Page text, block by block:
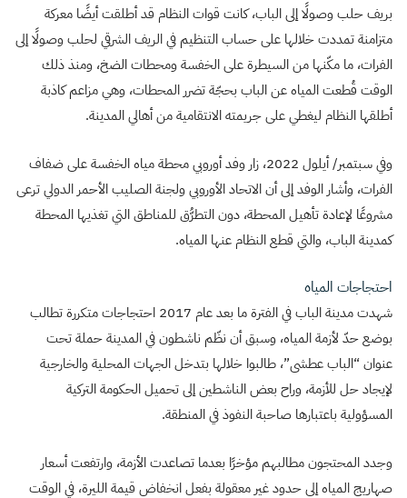
بريف حلب وصولًا إلى الباب، كانت قوات النظام قد أطلقت أيضًا معركة
متزامنة تمددت خلالها على حساب التنظيم في الريف الشرقي لحلب وصولًا إلى
الفرات، ما مكّنها من السيطرة على الخفسة ومحطات الضخ، ومنذ ذلك
الوقت قُطعت المياه عن الباب بحجّة تضرر المحطات، وهي مزاعم كاذبة
أطلقها النظام ليغطي على جريمته الانتقامية من أهالي المدينة.
وفي سبتمبر/ أيلول 2022، زار وفد أوروبي محطة مياه الخفسة على ضفاف
الفرات، وأشار الوفد إلى أن الاتحاد الأوروبي ولجنة الصليب الأحمر الدولي ترعى
مشروعًا لإعادة تأهيل المحطة، دون التطرُّق للمناطق التي تغذيها المحطة
كمدينة الباب، والتي قطع النظام عنها المياه.
احتجاجات المياه
شهدت مدينة الباب في الفترة ما بعد عام 2017 احتجاجات متكررة تطالب
بوضع حدّ لأزمة المياه، وسبق أن نظّم ناشطون في المدينة حملة تحت
عنوان “الباب عطشى”، طالبوا خلالها بتدخل الجهات المحلية والخارجية
لإيجاد حل للأزمة، وراح بعض الناشطين إلى تحميل الحكومة التركية
المسؤولية باعتبارها صاحبة النفوذ في المنطقة.
وجدد المحتجون مطالبهم مؤخرًا بعدما تصاعدت الأزمة، وارتفعت أسعار
صهاريج المياه إلى حدود غير معقولة بفعل انخفاض قيمة الليرة، في الوقت